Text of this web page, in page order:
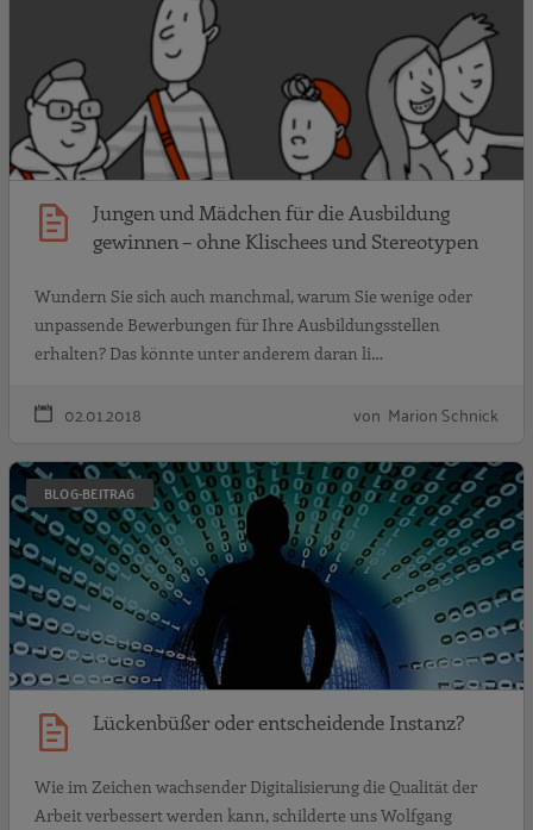
Jungen und Mädchen für die Ausbildung
gewinnen – ohne Klischees und Stereotypen
Wundern Sie sich auch manchmal, warum Sie wenige oder
unpassende Bewerbungen für Ihre Ausbildungsstellen
erhalten? Das könnte unter anderem daran li…
02.01.2018 von Marion Schnick
BLOG-BEITRAG
Lückenbüßer oder entscheidende Instanz?
Wie im Zeichen wachsender Digitalisierung die Qualität der
Arbeit verbessert werden kann, schilderte uns Wolfgang